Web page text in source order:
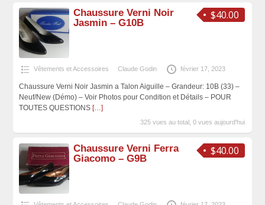
$40.00
Chaussure Verni Noir
Jasmin – G10B
Vêtements et Accessoires Claude Godin février 17, 2023
Chaussure Verni Noir Jasmin a Talon Aiguille – Grandeur: 10B (33) –
Neuf/New (Démo) – Voir Photos pour Condition et Détails – POUR
TOUTES QUESTIONS […]
325 vues au total, 0 vues aujourd'hui
$40.00
Chaussure Verni Ferra
Giacomo – G9B